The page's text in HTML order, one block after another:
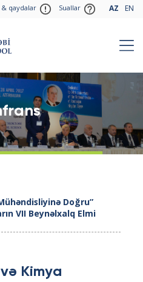
& qaydalar Suallar AZ EN
Doğru”
VII Beynəlxalq Elmi
Kimya